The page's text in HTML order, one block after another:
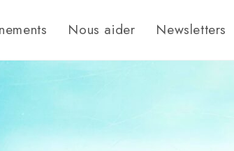
Nous aider Newsletters